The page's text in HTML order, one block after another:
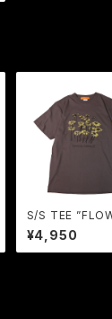
S/S TEE
(H.BLACK) /
GARAGE
¥4,950